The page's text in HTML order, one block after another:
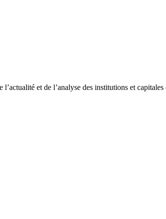
et de l’analyse des institutions et